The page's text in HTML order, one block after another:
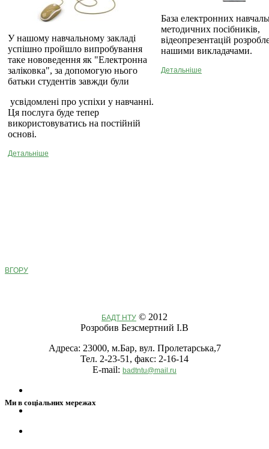
У нашому навчальному закладі
успішно пройшло випробування
таке нововедення як "Електронна
заліковка", за допомогую нього
батьки студентів завжди були
усвідомлені про успіхи у навчанні.
Ця послуга буде тепер
використовуватись на постійній
основі.
Детальніше
База електронних
методичних посібників,
відеопрезентацій
нашими викладачами.
Детальніше
ВГОРУ
БАДТ НТУ © 2012
Розробив Безсмертний І.В
Адреса: 23000, м.Бар, вул. Пролетарська,7
Тел. 2-23-51, факс: 2-16-14
E-mail: badtntu@mail.ru
Ми в соціальних мережах